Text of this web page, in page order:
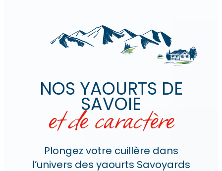
NOS YAOURTS DE
SAVOIE
etde caractère
Plongez votre cuillère dans
l’univers des yaourts Savoyards